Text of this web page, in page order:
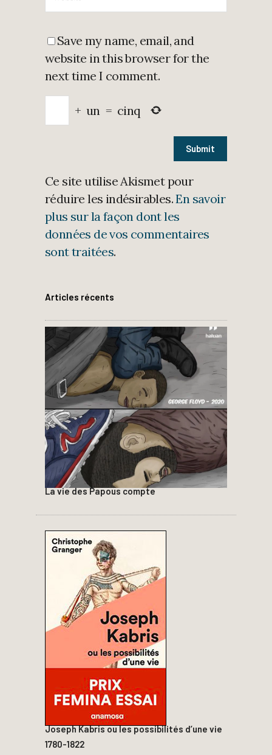
Save my name, email, and
website in this browser for the
next time I comment.
+ un = cinq
Ce site utilise Akismet pour
réduire les indésirables.En savoir
plus sur la façon dont les
données de vos commentaires
sont traitées.
Articles récents
La vie des Papous compte
Joseph Kabris ou les possibilités d’une vie
1780-1822